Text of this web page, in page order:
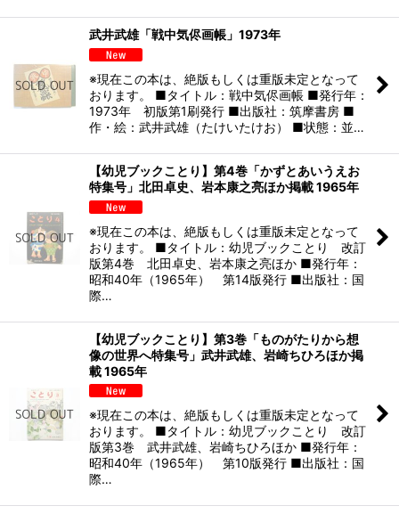
武井武雄「戦中気侭画帳」1973年
※現在この本は、絶版もしくは重版未定となって
おります。 ■タイトル：戦中気侭画帳 ■発行年：
1973年 初版第1刷発行 ■出版社：筑摩書房 ■
作・絵：武井武雄（たけいたけお） ■状態：並…
【幼児ブックことり】第4巻「かずとあいうえお
特集号」北田卓史、岩本康之亮ほか掲載 1965年
※現在この本は、絶版もしくは重版未定となって
おります。 ■タイトル：幼児ブックことり 改訂
版第4巻 北田卓史、岩本康之亮ほか ■発行年：
昭和40年（1965年） 第14版発行 ■出版社：国
際…
【幼児ブックことり】第3巻「ものがたりから想
像の世界へ特集号」武井武雄、岩崎ちひろほか掲
載 1965年
※現在この本は、絶版もしくは重版未定となって
おります。 ■タイトル：幼児ブックことり 改訂
版第3巻 武井武雄、岩崎ちひろほか ■発行年：
昭和40年（1965年） 第10版発行 ■出版社：国
際…